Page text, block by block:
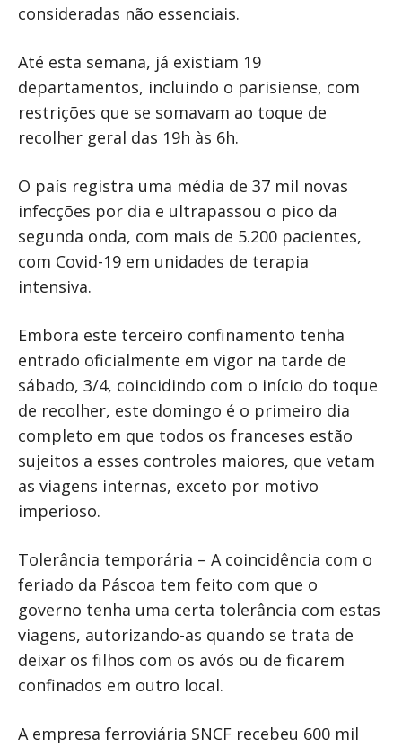
consideradas não essenciais.
Até esta semana, já existiam 19
departamentos, incluindo o parisiense, com
restrições que se somavam ao toque de
recolher geral das 19h às 6h.
O país registra uma média de 37 mil novas
infecções por dia e ultrapassou o pico da
segunda onda, com mais de 5.200 pacientes,
com Covid-19 em unidades de terapia
intensiva.
Embora este terceiro confinamento tenha
entrado oficialmente em vigor na tarde de
sábado, 3/4, coincidindo com o início do toque
de recolher, este domingo é o primeiro dia
completo em que todos os franceses estão
sujeitos a esses controles maiores, que vetam
as viagens internas, exceto por motivo
imperioso.
Tolerância temporária – A coincidência com o
feriado da Páscoa tem feito com que o
governo tenha uma certa tolerância com estas
viagens, autorizando-as quando se trata de
deixar os filhos com os avós ou de ficarem
confinados em outro local.
A empresa ferroviária SNCF recebeu 600 mil